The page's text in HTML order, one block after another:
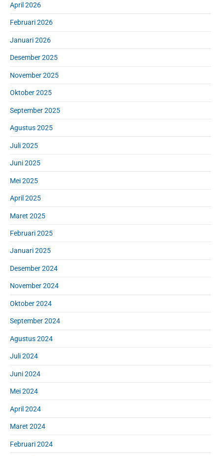
April 2026
Februari 2026
Januari 2026
Desember 2025
November 2025
Oktober 2025
September 2025
Agustus 2025
Juli 2025
Juni 2025
Mei 2025
April 2025
Maret 2025
Februari 2025
Januari 2025
Desember 2024
November 2024
Oktober 2024
September 2024
Agustus 2024
Juli 2024
Juni 2024
Mei 2024
April 2024
Maret 2024
Februari 2024